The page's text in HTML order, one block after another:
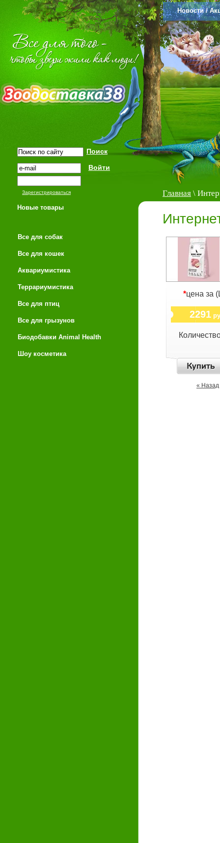
Новости /
Новые товары
Все для собак
Все для кошек
Аквариумистика
Террариумистика
Все для птиц
Все для грызунов
Биодобавки Animal Health
Шоу косметика
Главная \
*цена за
2291
« Назад
Зарегистрироваться